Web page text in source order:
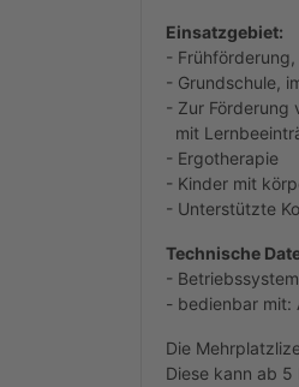
Einsatzgebiet:
-
- Grundschule,
- Zur Förderung
mit
- Ergotherapie
- Kinder mit
- Unterstützte
Technische
-
- bedienbar mit:
Die
Diese kann ab